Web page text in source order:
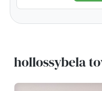
hollossybela